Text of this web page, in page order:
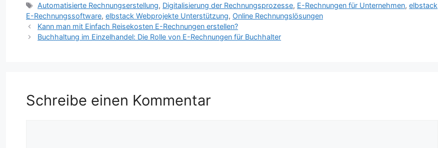
Schlagwörter
Automatisierte Rechnungserstellung, Digitalisierung der Rechnungsprozesse, E-Rechnungen für Unternehmen,elbstack
E-Rechnungssoftware, elbstack Webprojekte Unterstützung, Online Rechnungslösungen
Kann man mit Einfach Reisekosten E-Rechnungen erstellen?
Buchhaltung im Einzelhandel: Die Rolle von E-Rechnungen für Buchhalter
Schreibe einen Kommentar